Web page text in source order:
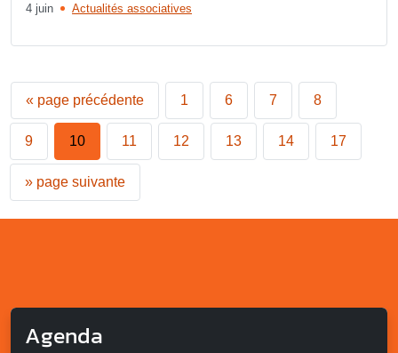
4 juin Actualités associatives
« page précédente 1 6 7 8
9 10 11 12 13 14 17
» page suivante
Agenda